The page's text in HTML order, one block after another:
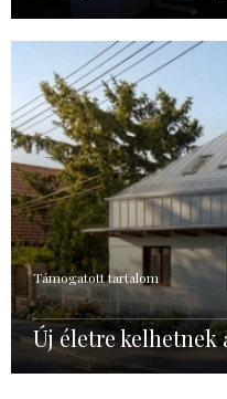
Támogatott tartalom
Új életre